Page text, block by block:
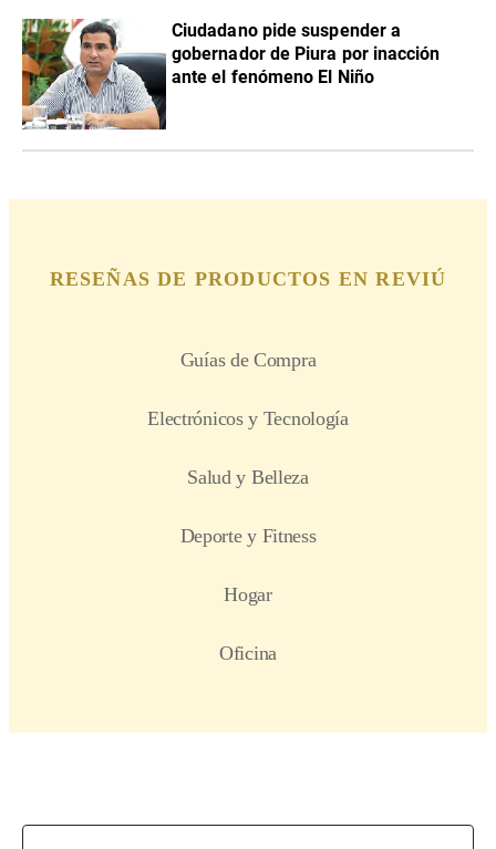
Ciudadano pide suspender a
gobernador de Piura por inacción
ante el fenómeno El Niño